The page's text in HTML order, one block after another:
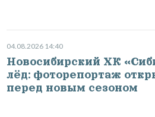
04.08.2026 14:40
Новосибирский ХК
лёд: фоторепортаж
перед новым сезоном